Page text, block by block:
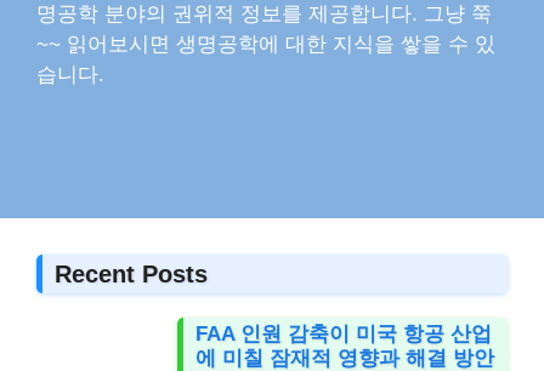
명공학 분야의 권위적 정보를 제공합니다. 그냥 쭉
~~ 읽어보시면 생명공학에 대한 지식을 쌓을 수 있
습니다.
Recent Posts
FAA 인원 감축이 미국 항공 산업
에 미칠 잠재적 영향과 해결 방안